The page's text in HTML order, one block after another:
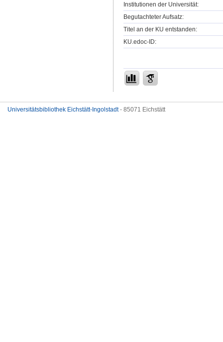
Institutionen der Universität:
Begutachteter Aufsatz:
Titel an der KU entstanden:
KU.edoc-ID:
Universitätsbibliothek Eichstätt-Ingolstadt- 85071 Eichstätt